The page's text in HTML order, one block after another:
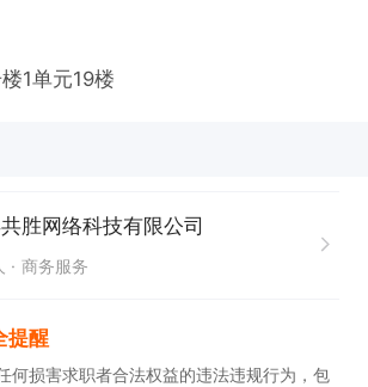
，对待客户**认真负责，确保服务
1单元19楼
胜网络科技有限公司
商务服务
提醒
何损害求职者合法权益的违法违规行为，包